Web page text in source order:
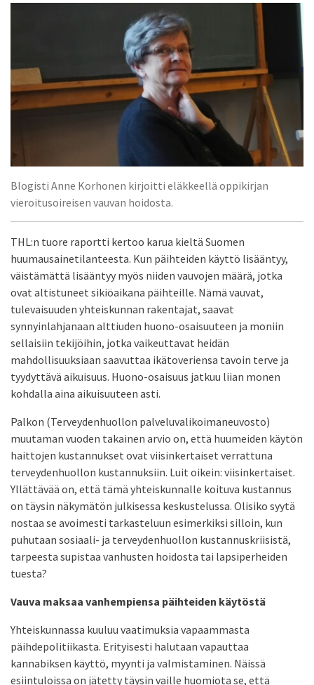
Blogisti Anne Korhonen kirjoitti eläkkeellä oppikirjan
vieroitusoireisen vauvan hoidosta.
THL:n tuore raportti kertoo karua kieltä Suomen
huumausainetilanteesta. Kun päihteiden käyttö lisääntyy,
väistämättä lisääntyy myös niiden vauvojen määrä, jotka
ovat altistuneet sikiöaikana päihteille. Nämä vauvat,
tulevaisuuden yhteiskunnan rakentajat, saavat
synnyinlahjanaan alttiuden huono-osaisuuteen ja moniin
sellaisiin tekijöihin, jotka vaikeuttavat heidän
mahdollisuuksiaan saavuttaa ikätoveriensa tavoin terve ja
tyydyttävä aikuisuus. Huono-osaisuus jatkuu liian monen
kohdalla aina aikuisuuteen asti.
Palkon (Terveydenhuollon palveluvalikoimaneuvosto)
muutaman vuoden takainen arvio on, että huumeiden käytön
haittojen kustannukset ovat viisinkertaiset verrattuna
terveydenhuollon kustannuksiin. Luit oikein: viisinkertaiset.
Yllättävää on, että tämä yhteiskunnalle koituva kustannus
on täysin näkymätön julkisessa keskustelussa. Olisiko syytä
nostaa se avoimesti tarkasteluun esimerkiksi silloin, kun
puhutaan sosiaali- ja terveydenhuollon kustannuskriisistä,
tarpeesta supistaa vanhusten hoidosta tai lapsiperheiden
tuesta?
Vauva maksaa vanhempiensa päihteiden käytöstä
Yhteiskunnassa kuuluu vaatimuksia vapaammasta
päihdepolitiikasta. Erityisesti halutaan vapauttaa
kannabiksen käyttö, myynti ja valmistaminen. Näissä
esiintuloissa on jätetty täysin vaille huomiota se, että